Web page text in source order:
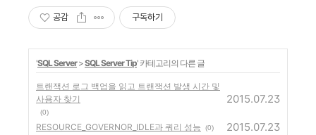
공감 구독하기
'SQL Server>SQL Server Tip' 카테고리의 다른 글
트랜잭션 로그 백업을 읽고 트랜잭션 발생 시간 및
사용자 찾기
(0)
2015.07.23
RESOURCE_GOVERNOR_IDLE과 쿼리 성능 (0) 2015.07.23